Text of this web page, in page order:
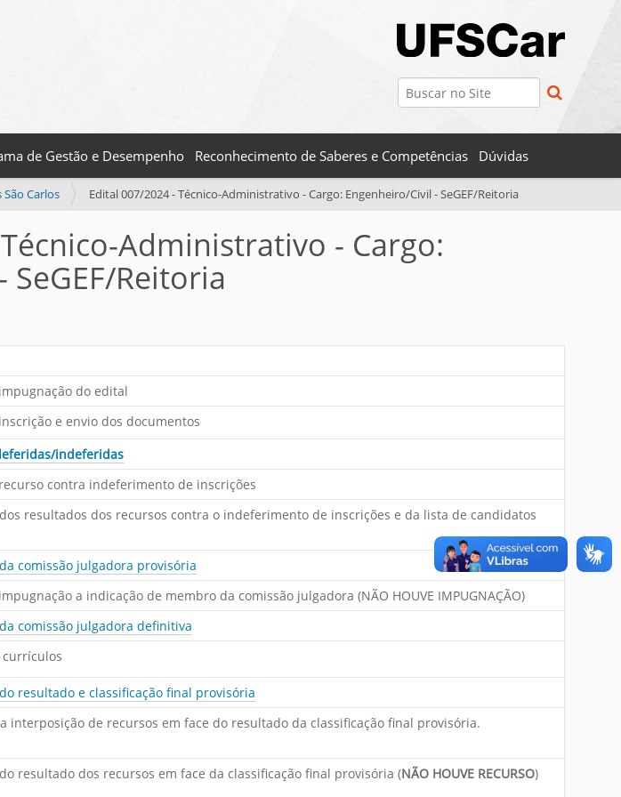
Busca
de Gestão e Desempenho Reconhecimento de Saberes e Competências Dúvidas
São Carlos Edital 007/2024 - Técnico-Administrativo - Cargo: Engenheiro/Civil - SeGEF/Reitoria
Administrativo - Cargo:
Reitoria
do edital
e envio dos documentos
indeferidas
contra indeferimento de inscrições
resultados dos recursos contra o indeferimento de inscrições e da lista de candidatos
comissão julgadora provisória
a indicação de membro da comissão julgadora (NÃO HOUVE IMPUGNAÇÃO)
comissão julgadora definitiva
resultado e classificação final provisória
interposição de recursos em face do resultado da classificação final provisória.
resultado dos recursos em face da classificação final provisória (NÃO HOUVE RECURSO)